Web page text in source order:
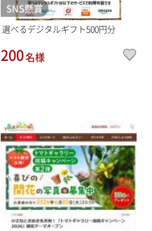
SNS懸賞
選べるデジタルギフト500円分
200名様